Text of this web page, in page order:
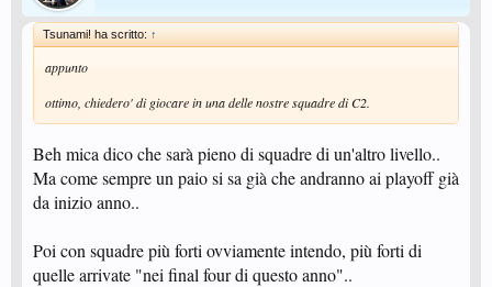
Tsunami! ha scritto: ↑
appunto
ottimo, chiedero' di giocare in una delle nostre squadre di C2.
Beh mica dico che sarà pieno di squadre di un'altro livello..
Ma come sempre un paio si sa già che andranno ai playoff già
da inizio anno..
Poi con squadre più forti ovviamente intendo, più forti di
quelle arrivate "nei final four di questo anno"..